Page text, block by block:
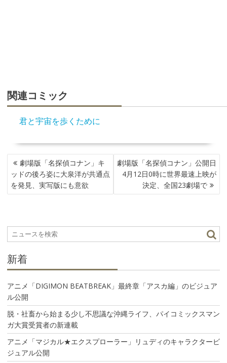
関連コミック
君と宇宙を歩くために
投
稿
ナ
ビ
シ
ョ
劇場版「名探偵コナン」キ
ッドの後ろ姿に大泉洋が共通点
を発見、実写版にも意欲
劇場版「名探偵コナン」公開日
4月12日0時に世界最速上映が
決定、全国23劇場で
新着
アニメ「DIGIMON BEATBREAK」最終章「アスカ編」のビジュア
ル公開
脱・社畜から始まる少し不思議な沖縄ライフ、パイコミックスマン
ガ大賞受賞者の新連載
アニメ「マジカル★エクスプローラー」リュディのキャラクタービ
ジュアル公開